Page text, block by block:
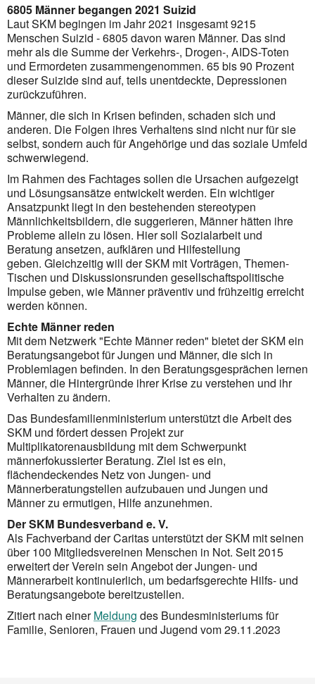
6805 Männer begangen 2021 Suizid
Laut SKM begingen im Jahr 2021 insgesamt 9215
Menschen Suizid - 6805 davon waren Männer. Das sind
mehr als die Summe der Verkehrs-, Drogen-, AIDS-Toten
und Ermordeten zusammengenommen. 65 bis 90 Prozent
dieser Suizide sind auf, teils unentdeckte, Depressionen
zurückzuführen.
Männer, die sich in Krisen befinden, schaden sich und
anderen. Die Folgen ihres Verhaltens sind nicht nur für sie
selbst, sondern auch für Angehörige und das soziale Umfeld
schwerwiegend.
Im Rahmen des Fachtages sollen die Ursachen aufgezeigt
und Lösungsansätze entwickelt werden. Ein wichtiger
Ansatzpunkt liegt in den bestehenden stereotypen
Männlichkeitsbildern, die suggerieren, Männer hätten ihre
Probleme allein zu lösen. Hier soll Sozialarbeit und
Beratung ansetzen, aufklären und Hilfestellung
geben. Gleichzeitig will der SKM mit Vorträgen, Themen-
Tischen und Diskussionsrunden gesellschaftspolitische
Impulse geben, wie Männer präventiv und frühzeitig erreicht
werden können.
Echte Männer reden
Mit dem Netzwerk "Echte Männer reden" bietet der SKM ein
Beratungsangebot für Jungen und Männer, die sich in
Problemlagen befinden. In den Beratungsgesprächen lernen
Männer, die Hintergründe ihrer Krise zu verstehen und ihr
Verhalten zu ändern.
Das Bundesfamilienministerium unterstützt die Arbeit des
SKM und fördert dessen Projekt zur
Multiplikatorenausbildung mit dem Schwer­punkt
männerfokussierter Beratung. Ziel ist es ein,
flächendeckendes Netz von Jungen- und
Männerberatungstellen aufzubauen und Jungen und
Männer zu ermutigen, Hilfe anzunehmen.
Der SKM Bundesverband e. V.
Als Fachverband der Caritas unterstützt der SKM mit seinen
über 100 Mitgliedsvereinen Menschen in Not. Seit 2015
erweitert der Verein sein Angebot der Jungen- und
Männerarbeit kontinuierlich, um bedarfsgerechte Hilfs- und
Beratungsangebote bereitzustellen.
Zitiert nach einerMeldung des Bundesministeriums für
Familie, Senioren, Frauen und Jugend vom 29.11.2023